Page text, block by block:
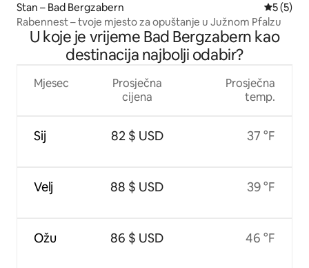
Stan – Bad Bergzabern
5 (5)
Rabennest – tvoje mjesto za opuštanje u Južnom Pfalzu
U koje je vrijeme Bad Bergzabern kao
destinacija najbolji odabir?
Mjesec
Sij
Velj
Ožu
Prosječna
cijena
82 $ USD
88 $ USD
86 $ USD
Prosječna
temp.
37 °F
39 °F
46 °F